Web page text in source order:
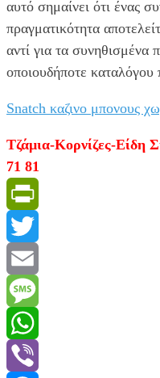
αυτό σημαίνει ότι ένας
πραγματικότητα
αντί για τα
οποιουδήποτε καταλόγου
Snatch καζινο μπονους
Τζάμια-Κορνίζες-Είδη
71 81
PrintFriendly
Twitter
Email
Message
WhatsApp